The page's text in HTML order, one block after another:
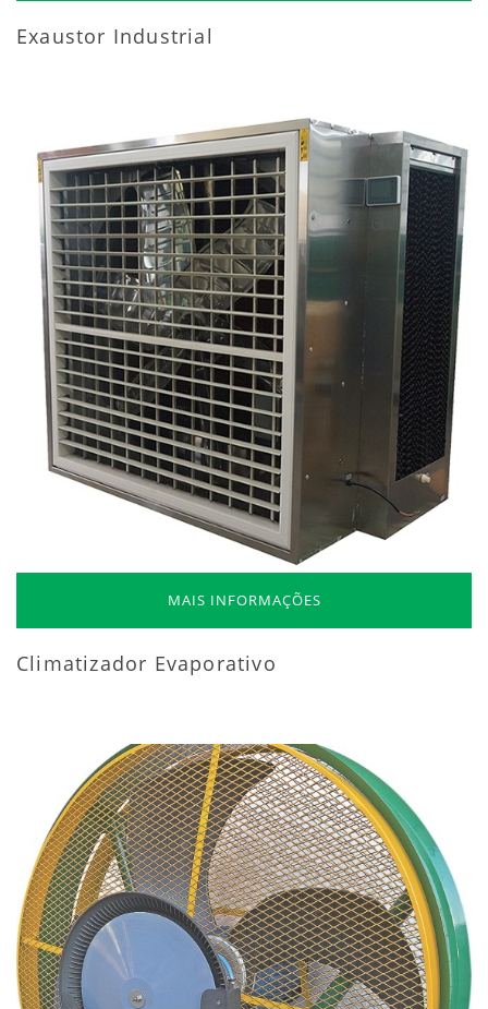
Exaustor Industrial
MAIS INFORMAÇÕES
Climatizador Evaporativo